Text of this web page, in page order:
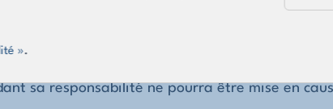
».
des informations et contenus présents sur
sa responsabilité ne pourra être mise en